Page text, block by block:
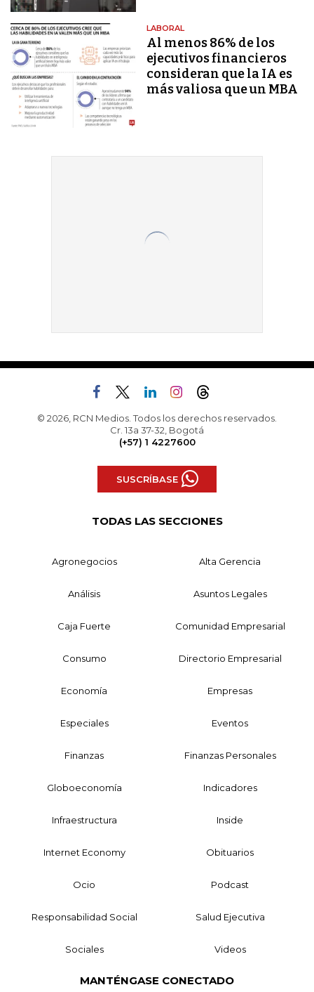
LABORAL
Al menos 86% de los
ejecutivos financieros
consideran que la IA es
más valiosa que un MBA
© 2026, RCN Medios. Todos los derechos reservados.
Cr. 13a 37-32, Bogotá
(+57) 1 4227600
SUSCRÍBASE
TODAS LAS SECCIONES
Agronegocios Alta Gerencia
Análisis Asuntos Legales
Caja Fuerte Comunidad Empresarial
Consumo Directorio Empresarial
Economía Empresas
Especiales Eventos
Finanzas Finanzas Personales
Globoeconomía Indicadores
Infraestructura Inside
Internet Economy Obituarios
Ocio Podcast
Responsabilidad Social Salud Ejecutiva
Sociales Videos
MANTÉNGASE CONECTADO